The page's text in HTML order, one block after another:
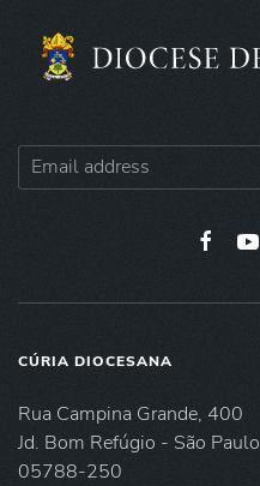
CÚRIA DIOCESANA
Rua Campina Grande, 400
Jd. Bom Refúgio - São Paulo
05788-250